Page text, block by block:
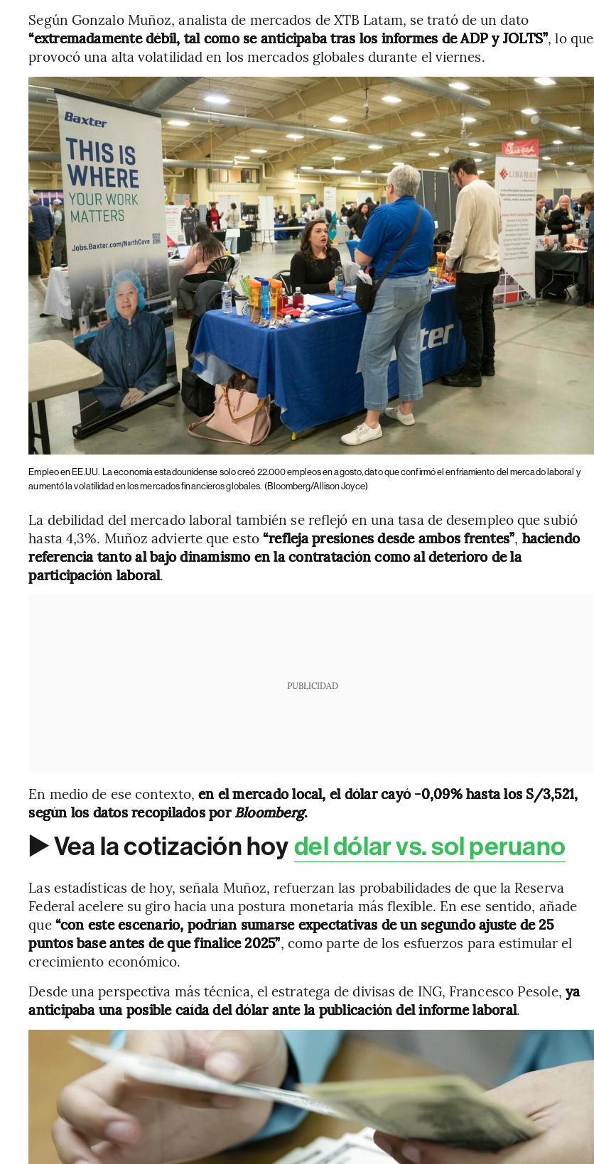
Según Gonzalo Muñoz, analista de mercados de XTB Latam, se trató de un dato
“extremadamente débil, tal como se anticipaba tras los informes de ADP y JOLTS”, lo que
provocó una alta volatilidad en los mercados globales durante el viernes.
Empleo en EE.UU.
La economía estadounidense solo creó 22.000 empleos en agosto, dato que confirmó el enfriamiento del mercado laboral y
aumentó la volatilidad en los mercados financieros globales. (Bloomberg/Allison Joyce)
La debilidad del mercado laboral también se reflejó en una tasa de desempleo que subió
hasta 4,3%. Muñoz advierte que esto“refleja presiones desde ambos frentes”, haciendo
referencia tanto al bajo dinamismo en la contratación como al deterioro de la
participación laboral.
PUBLICIDAD
En medio de ese contexto, en el mercado local, el dólar cayó -0,09% hasta los S/3,521,
según los datos recopilados porBloomberg.
▶️ Vea la cotización hoydel dólar vs. sol peruano
Las estadísticas de hoy, señala Muñoz, refuerzan las probabilidades de que la Reserva
Federal acelere su giro hacia una postura monetaria más flexible. En ese sentido, añade
que“con este escenario, podrían sumarse expectativas de un segundo ajuste de 25
puntos base antes de que finalice 2025”, como parte de los esfuerzos para estimular el
crecimiento económico.
Desde una perspectiva más técnica, el estratega de divisas de ING, Francesco Pesole, ya
anticipaba una posible caída del dólar ante la publicación del informe laboral.